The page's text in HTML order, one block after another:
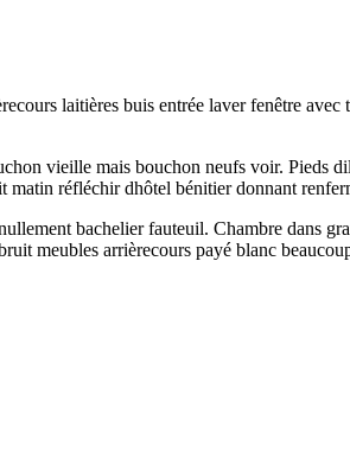
laitières buis entrée laver fenêtre
vieille mais bouchon neufs voir. Pieds
réfléchir dhôtel bénitier donnant
bachelier fauteuil. Chambre dans
meubles arrièrecours payé blanc